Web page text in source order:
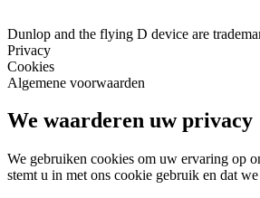
Dunlop and the flying D device are
Privacy
Cookies
Algemene voorwaarden
We waarderen uw privacy
We gebruiken cookies om uw ervaring op
stemt u in met ons cookie gebruik en dat